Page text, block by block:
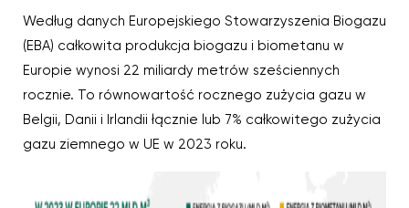
Według danych Europejskiego Stowarzyszenia Biogazu
(EBA) całkowita produkcja biogazu i biometanu w
Europie wynosi 22 miliardy metrów sześciennych
rocznie. To równowartość rocznego zużycia gazu w
Belgii, Danii i Irlandii łącznie lub 7% całkowitego zużycia
gazu ziemnego w UE w 2023 roku.